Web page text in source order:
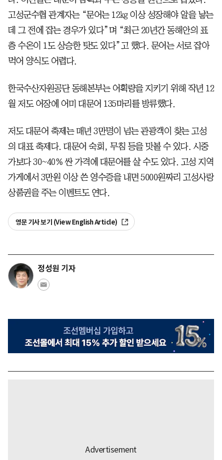
고성군수협 관계자는 “문어는 12㎏ 이상 성장해야 알을 낳는
데 그 전에 잡는 경우가 있다”며 “최근 20년간 동해안의 표
층 수온이 1도 상승한 탓도 있다”고 했다. 문어는 서로 잡아
먹어 양식도 어렵다.
한국수산자원공단 동해본부는 어획량을 지키기 위해 작년 12
월 저도 어장에 어미 대문어 135마리를 방류했다.
저도 대문어 축제는 매년 3만명이 넘는 관광객이 찾는 고성
의 대표 축제다. 대문어 숙회, 무침 등을 맛볼 수 있다. 시중
가보다 30~40% 싼 가격에 대문어를 살 수도 있다. 고성 지역
가게에서 3만원 이상 쓴 영수증을 내면 5000원짜리 고성사랑
상품권을 주는 이벤트도 연다.
영문 기사 보기 (View English Article)
정성원 기자